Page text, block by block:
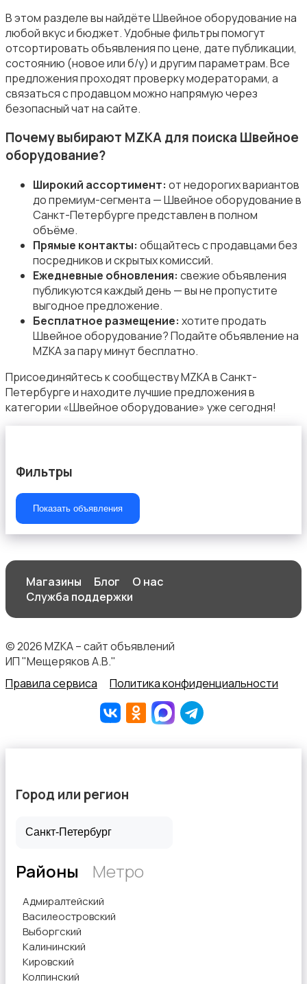
Пылесосы и пароочистители
Стиральные машины
Утюги и уход за одеждой
Холодильники
В этом разделе вы найдёте Швейное оборудование на
любой вкус и бюджет. Удобные фильтры помогут
отсортировать объявления по цене, дате публикации,
состоянию (новое или б/у) и другим параметрам. Все
предложения проходят проверку модераторами, а
связаться с продавцом можно напрямую через
безопасный чат на сайте.
Почему выбирают MZKA для поиска Швейное
оборудование?
Широкий ассортимент: от недорогих вариантов
до премиум-сегмента — Швейное оборудование в
Санкт-Петербурге представлен в полном
объёме.
Прямые контакты: общайтесь с продавцами без
посредников и скрытых комиссий.
Ежедневные обновления: свежие объявления
публикуются каждый день — вы не пропустите
выгодное предложение.
Бесплатное размещение: хотите продать
Швейное оборудование? Подайте объявление на
MZKA за пару минут бесплатно.
Присоединяйтесь к сообществу MZKA в Санкт-
Петербурге и находите лучшие предложения в
категории «Швейное оборудование» уже сегодня!
Фильтры
Показать объявления
Магазины Блог
О нас
Служба поддержки
© 2026 MZKA – сайт объявлений
ИП "Мещеряков А.В."
Правила сервиса
Политика конфиденциальности
Город или регион
Районы Метро
Адмиралтейский
Василеостровский
Выборгский
Калининский
Кировский
Колпинский